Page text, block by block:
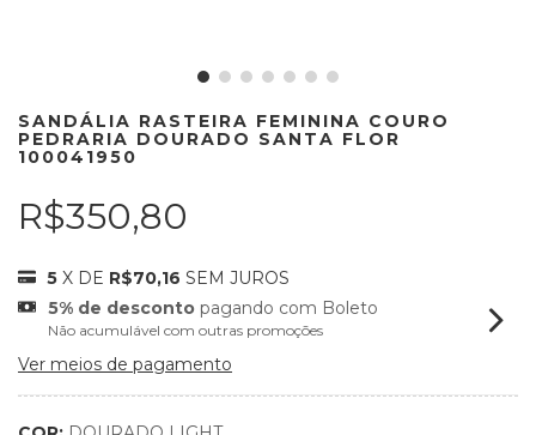
SANDÁLIA RASTEIRA FEMININA COURO
PEDRARIA DOURADO SANTA FLOR
100041950
R$350,80
5 X DE R$70,16 SEM JUROS
5% de desconto pagando com Boleto
Não acumulável com outras promoções
Ver meios de pagamento